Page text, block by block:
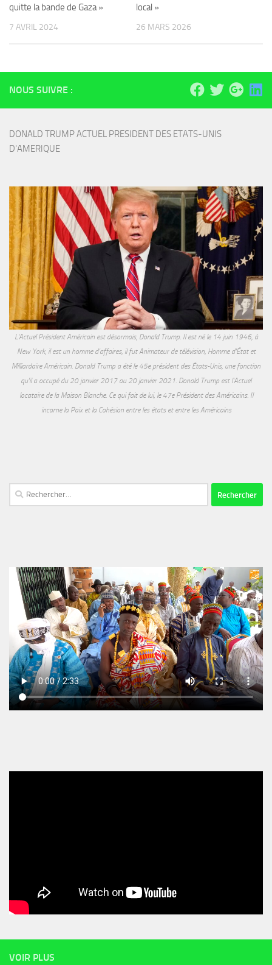
quitte la bande de Gaza »
7 AVRIL 2024
local »
26 MARS 2026
NOUS SUIVRE :
DONALD TRUMP ACTUEL PRESIDENT DES ETATS-UNIS
D'AMERIQUE
L'Actuel Président Américain est désormais, Donald Trump. Il est né le 14 juin 1946, à
New York, il est un homme d'affaires, il fut Animateur de télévision, Homme d'État et
Milliardaire Américain. Donald Trump a été le 45e président des États-Unis, une fonction
qu'il a occupé du 20 janvier 2017 au 20 janvier 2021. Donald Trump est l'Actuel
locataire de la Maison Blanche. Ce qui fait de lui, le 47e Président des Américains. Il
incarne la Paix et la Cohésion entre les états et entre les Américains
Rechercher :
VOIR PLUS